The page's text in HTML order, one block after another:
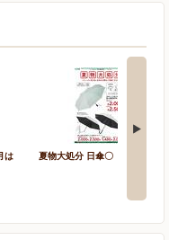
は
夏物大処分 日傘〇